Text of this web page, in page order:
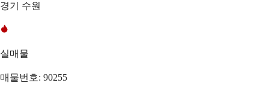
경기 수원
실매물
매물번호: 90255